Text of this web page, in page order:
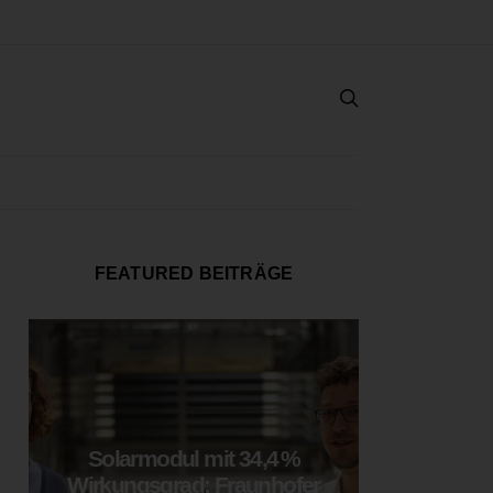
FEATURED BEITRÄGE
Solarmodul mit 34,4 %
Wirkungsgrad: Fraunhofer